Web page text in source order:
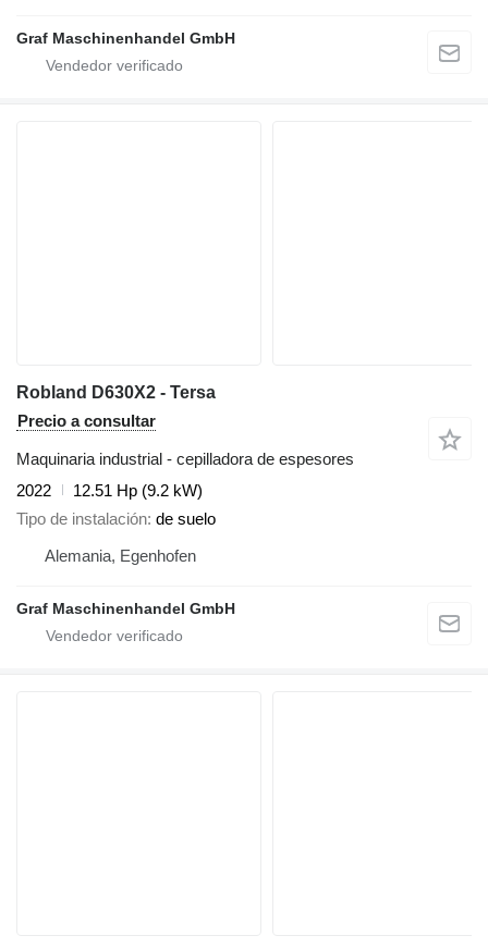
Graf Maschinenhandel GmbH
Robland D630X2 - Tersa
Precio a consultar
Maquinaria industrial - cepilladora de espesores
2022
12.51 Hp (9.2 kW)
Tipo de instalación de suelo
Alemania, Egenhofen
Graf Maschinenhandel GmbH